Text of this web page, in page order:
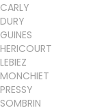
CARLY
DURY
GUINES
HERICOURT
LEBIEZ
MONCHIET
PRESSY
SOMBRIN